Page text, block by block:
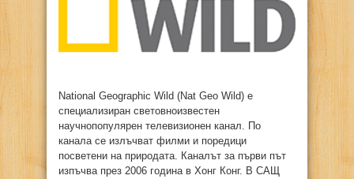
National Geographic Wild (Nat Geo Wild) е
специализиран световноизвестен
научнопопулярен телевизионен канал. По
канала се излъчват филми и поредици
посветени на природата. Каналът за първи път
изпъчва през 2006 година в Хонг Конг. В САЩ